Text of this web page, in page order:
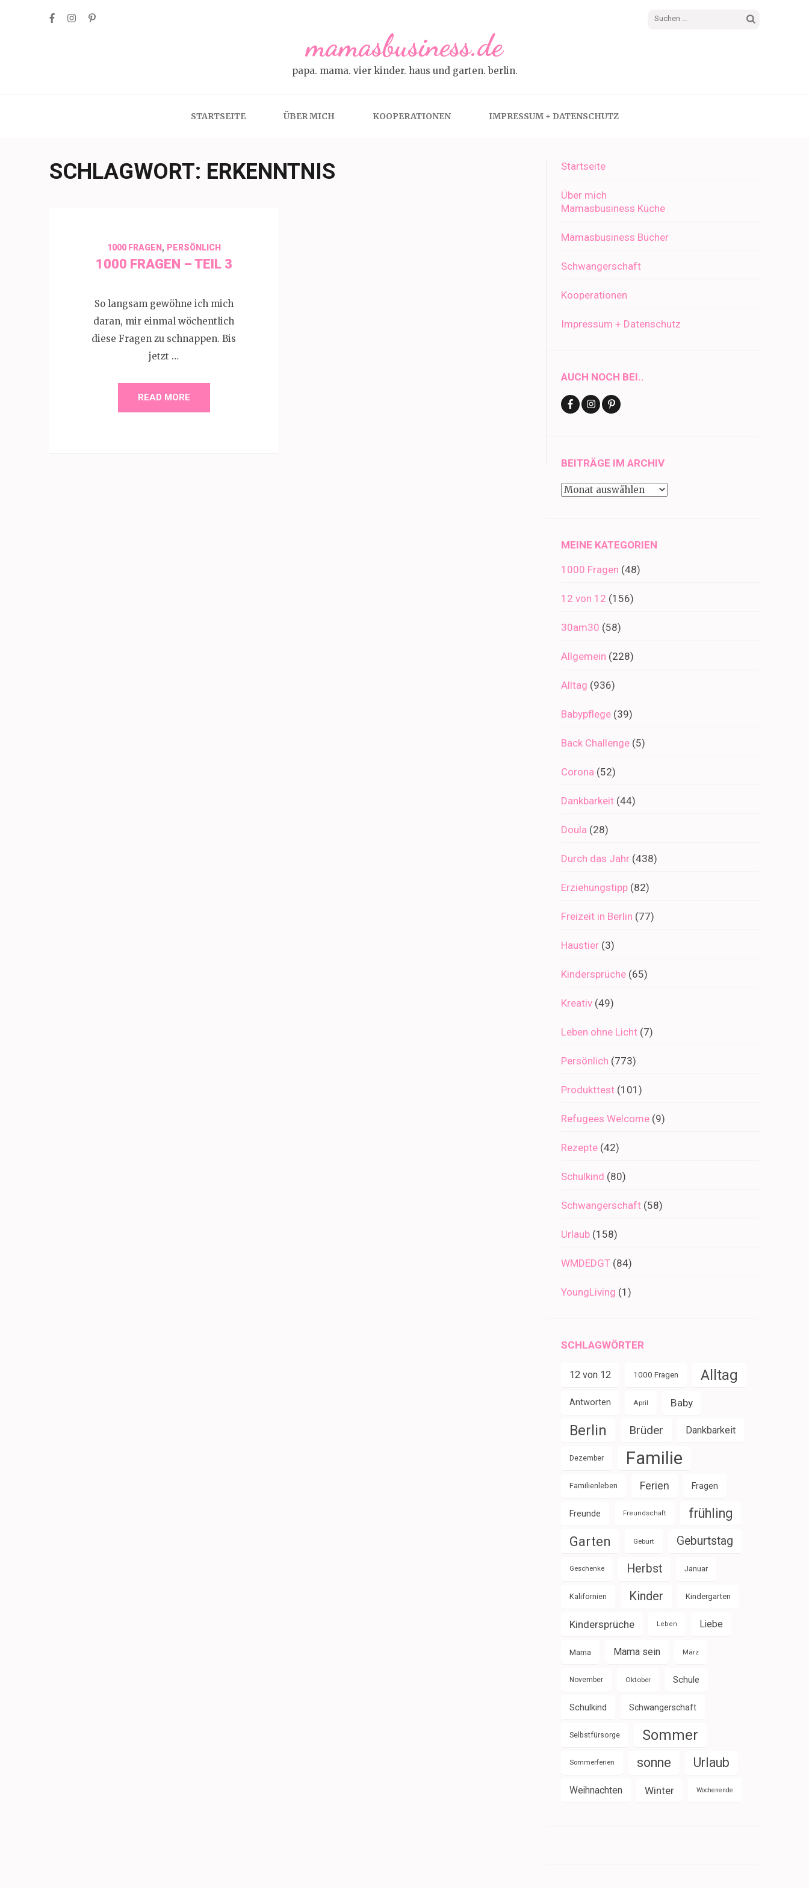
Suchen
mamasbusiness.de
papa. mama. vier kinder. haus und garten. berlin.
STARTSEITE ÜBER MICH KOOPERATIONEN IMPRESSUM + DATENSCHUTZ
SCHLAGWORT: ERKENNTNIS
1000 FRAGEN, PERSÖNLICH
1000 FRAGEN – TEIL 3
So langsam gewöhne ich mich
daran, mir einmal wöchentlich
diese Fragen zu schnappen. Bis
jetzt …
READ MORE
Startseite
Über mich
Mamasbusiness Küche
Mamasbusiness Bücher
Schwangerschaft
Kooperationen
Impressum + Datenschutz
AUCH NOCH BEI..
BEITRÄGE IM ARCHIV
Beiträge
MEINE KATEGORIEN
1000 Fragen (48)
12 von 12 (156)
30am30 (58)
Allgemein (228)
Alltag (936)
Babypflege (39)
Back Challenge (5)
Corona (52)
Dankbarkeit (44)
Doula (28)
Durch das Jahr (438)
Erziehungstipp (82)
Freizeit in Berlin (77)
Haustier (3)
Kindersprüche (65)
Kreativ (49)
Leben ohne Licht (7)
Persönlich (773)
Produkttest (101)
Refugees Welcome (9)
Rezepte (42)
Schulkind (80)
Schwangerschaft (58)
Urlaub (158)
WMDEDGT (84)
YoungLiving (1)
SCHLAGWÖRTER
12 von 12 1000 Fragen Alltag
Antworten April Baby
Berlin Brüder Dankbarkeit
Dezember Familie
Familienleben Ferien Fragen
Freunde Freundschaft frühling
Garten Geburt Geburtstag
Geschenke Herbst Januar
Kalifornien Kinder Kindergarten
Kindersprüche Leben Liebe
Mama Mama sein März
November Oktober Schule
Schulkind Schwangerschaft
Selbstfürsorge Sommer
Sommerferien sonne Urlaub
Weihnachten Winter Wochenende